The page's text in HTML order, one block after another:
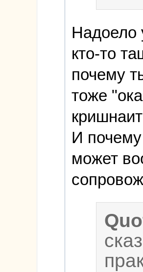
Надоело
кто-то
почему
тоже
И
может